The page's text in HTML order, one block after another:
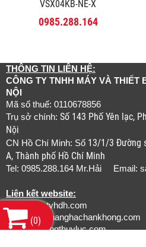
VSX04KB-NE-X
0985.288.164
THÔNG TIN LIÊN HỆ:
CÔNG TY TNHH MÁY VÀ THIẾT
NỘI
Mã số thuế: 0110678856
Trụ sở chính: Số 143 Phố Yên lạc,
Nội
CN Hồ Chí Minh: Số 13/1/3 Đường
A, Thành phố Hồ Chí Minh
Tel: 0985.288.164 Mr.Hải Email:
Liên kết website:
www.congtyhdh.com
www.thietbinanghachankhong.com
www.bamongthuyluc.com
(0)